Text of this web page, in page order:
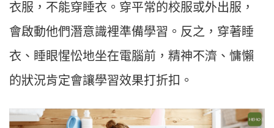
衣服，不能穿睡衣。穿平常的校服或外出服，
會啟動他們潛意識裡準備學習。反之，穿著睡
衣、睡眼惺忪地坐在電腦前，精神不濟、慵懶
的狀況肯定會讓學習效果打折扣。​